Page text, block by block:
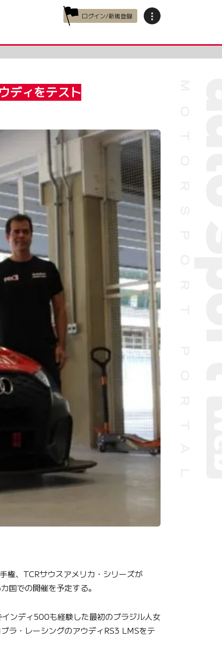
ログイン/新規登録
ディをテスト
権、TCRサウスアメリカ・シリーズが
国での開催を予定する。
ンディ500も経験した最初のブラジル人女
ラ・レーシングのアウディRS3 LMSをテ